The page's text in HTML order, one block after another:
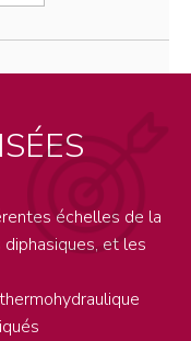
échelles de la
et les